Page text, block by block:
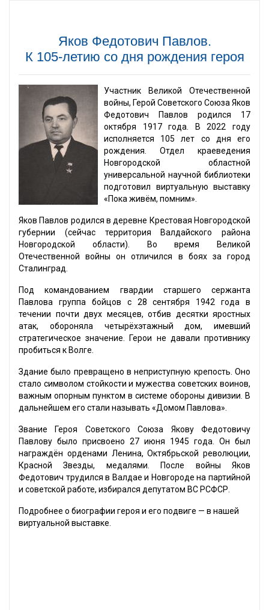
Яков Федотович Павлов.
К 105-летию со дня рождения героя
Участник Великой Отечественной
войны, Герой Советского Союза Яков
Федотович Павлов родился 17
октября 1917 года. В 2022 году
исполняется 105 лет со дня его
рождения. Отдел краеведения
Новгородской областной
универсальной научной библиотеки
подготовил виртуальную выставку
«Пока живём, помним».
Яков Павлов родился в деревне Крестовая Новгородской
губернии (сейчас территория Валдайского района
Новгородской области). Во время Великой
Отечественной войны он отличился в боях за город
Сталинград.
Под командованием гвардии старшего сержанта
Павлова группа бойцов с 28 сентября 1942 года в
течении почти двух месяцев, отбив десятки яростных
атак, обороняла четырёхэтажный дом, имевший
стратегическое значение. Герои не давали противнику
пробиться к Волге.
Здание было превращено в неприступную крепость. Оно
стало символом стойкости и мужества советских воинов,
важным опорным пунктом в системе обороны дивизии. В
дальнейшем его стали называть «Домом Павлова».
Звание Героя Советского Союза Якову Федотовичу
Павлову было присвоено 27 июня 1945 года. Он был
награждён орденами Ленина, Октябрьской революции,
Красной Звезды, медалями. После войны Яков
Федотович трудился в Валдае и Новгороде на партийной
и советской работе, избирался депутатом ВС РСФСР.
Подробнее о биографии героя и его подвиге — в нашей
виртуальной выставке.